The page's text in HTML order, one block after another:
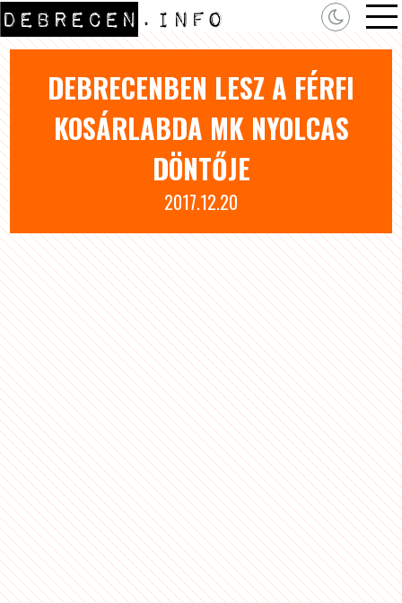
DEBRECENBEN LESZ A FÉRFI
KOSÁRLABDA MK NYOLCAS
DÖNTŐJE
2017.12.20